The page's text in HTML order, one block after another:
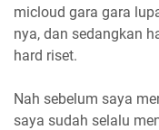
micloud gara gara
nya, dan sedangkan
hard riset.
Nah sebelum saya
saya sudah selalu